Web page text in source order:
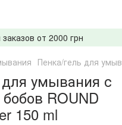
от 2000 грн
Пенка/гель для
умывания с
ROUND
150 ml